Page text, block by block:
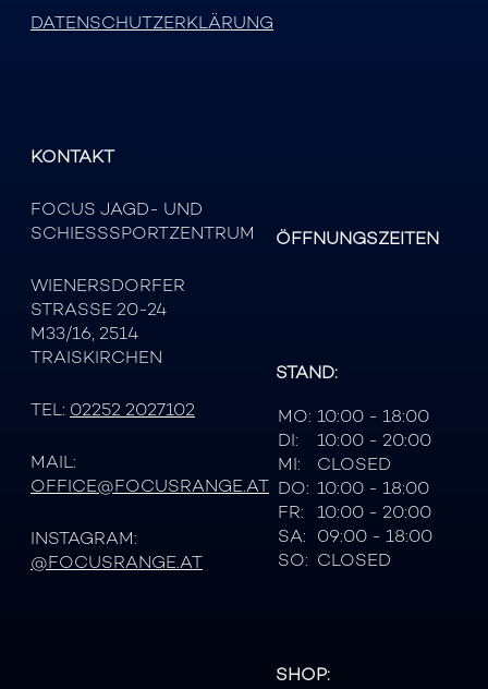
DATENSCHUTZERKLÄRUNG
KONTAKT
FOCUS JAGD- UND
SCHIESSSPORTZENTRUM
WIENERSDORFER
STRASSE 20-24
M33/16, 2514
TRAISKIRCHEN
TEL: 02252 2027102
MAIL:
OFFICE@FOCUSRANGE.AT
INSTAGRAM:
@FOCUSRANGE.AT
ÖFFNUNGSZEITEN
STAND:
MO: 10:00 - 18:00
DI:
10:00 - 20:00
MI:
CLOSED
DO: 10:00 - 18:00
FR:
10:00 - 20:00
SA: 09:00 - 18:00
SO: CLOSED
SHOP: